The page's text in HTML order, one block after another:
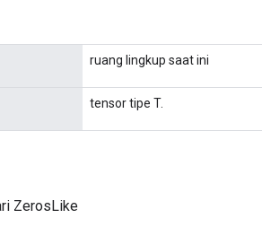
ruang lingkup saat ini
tensor tipe T.
ZerosLike